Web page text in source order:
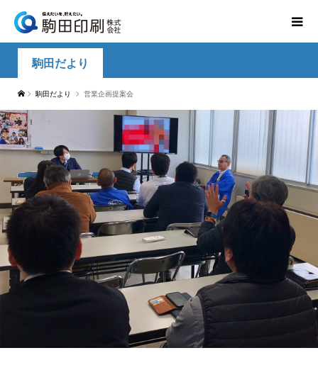
駒田だより
駒田だより 営業企画提案会